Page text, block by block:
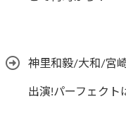
神里和毅/大和/宮
出演!パーフェクト